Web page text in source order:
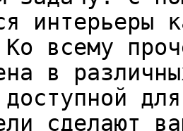
всему
в
сделают